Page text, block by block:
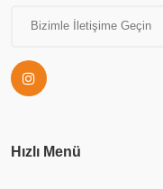
Hızlı Menü